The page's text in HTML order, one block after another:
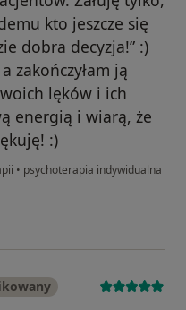
kto jeszcze się
dobra decyzja!” :)
zakończyłam ją
lęków i ich
energią i wiarą, że
:)
• psychoterapia indywidualna